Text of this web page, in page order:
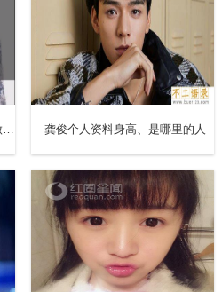
龚俊个人资料身高、是哪里的人